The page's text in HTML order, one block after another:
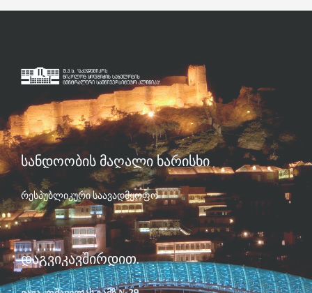
ᲡᲐᲜᲓᲝᲝᲑᲘᲡ ᲛᲐᲦᲐᲚᲘ ᲮᲐᲠᲘᲡᲮᲘ
რესპუბლიკური საავადმყოფო
ᲓᲐᲒᲕᲘᲙᲐᲕᲨᲘᲠᲓᲘᲗ.